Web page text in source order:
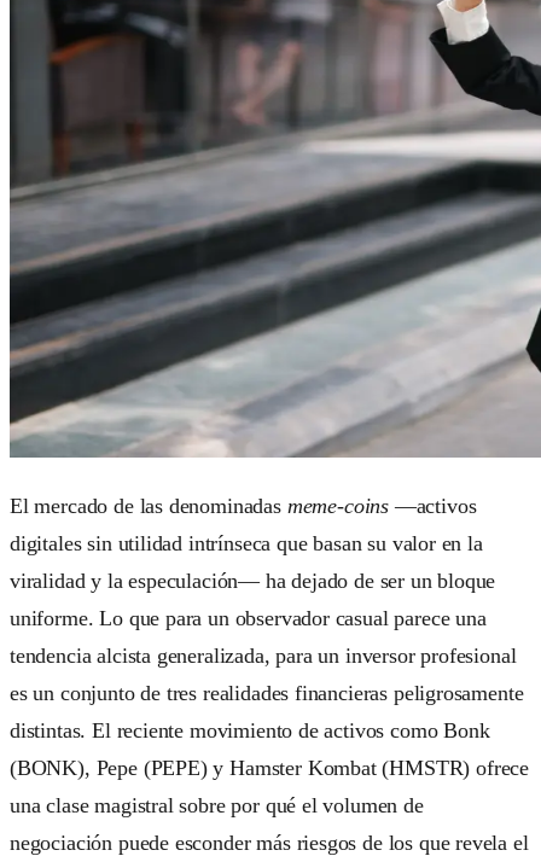
El mercado de las denominadas meme-coins—activos
digitales sin utilidad intrínseca que basan su valor en la
viralidad y la especulación— ha dejado de ser un bloque
uniforme. Lo que para un observador casual parece una
tendencia alcista generalizada, para un inversor profesional
es un conjunto de tres realidades financieras peligrosamente
distintas. El reciente movimiento de activos como Bonk
(BONK), Pepe (PEPE) y Hamster Kombat (HMSTR) ofrece
una clase magistral sobre por qué el volumen de
negociación puede esconder más riesgos de los que revela el